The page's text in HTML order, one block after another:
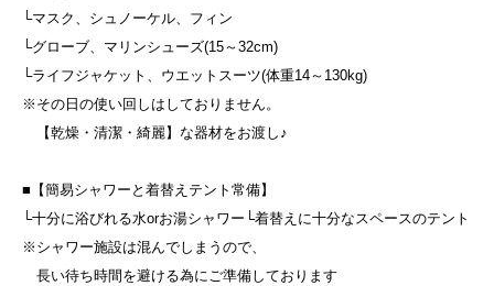
└マスク、シュノーケル、フィン
└グローブ、マリンシューズ(15～32cm)
└ライフジャケット、ウエットスーツ(体重14～130kg)
※その日の使い回しはしておりません。
【乾燥・清潔・綺麗】な器材をお渡し♪
■【簡易シャワーと着替えテント常備】
└十分に浴びれる水orお湯シャワー└着替えに十分なスペースのテント
※シャワー施設は混んでしまうので、
長い待ち時間を避ける為にご準備しております